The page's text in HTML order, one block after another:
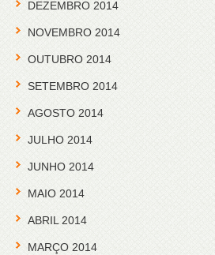
DEZEMBRO 2014
NOVEMBRO 2014
OUTUBRO 2014
SETEMBRO 2014
AGOSTO 2014
JULHO 2014
JUNHO 2014
MAIO 2014
ABRIL 2014
MARÇO 2014